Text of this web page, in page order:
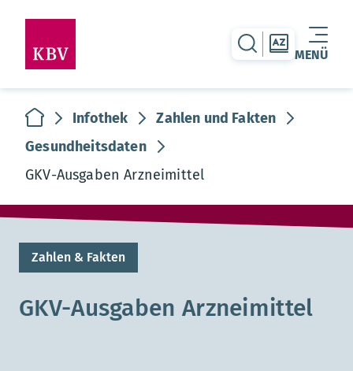
MENÜ
Warenkorb leer
zur Suche-Seite
zur
zur Startseite
Infothek
Zahlen und Fakten
Gesundheitsdaten
GKV-Ausgaben Arzneimittel
Zahlen & Fakten
GKV-Ausgaben Arzneimittel